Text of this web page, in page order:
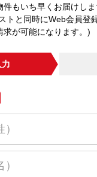
もいち早くお届けしま
トと同時にWeb会員登
求が可能になります。)